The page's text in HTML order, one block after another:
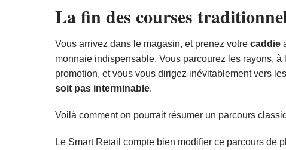
La fin des courses
Vous arrivez dans le magasin, et prenez votre caddie
monnaie indispensable. Vous parcourez les rayons,
promotion, et vous vous dirigez inévitablement vers
soit pas interminable.
Voilà comment on pourrait résumer un parcours
Le Smart Retail compte bien modifier ce parcours de